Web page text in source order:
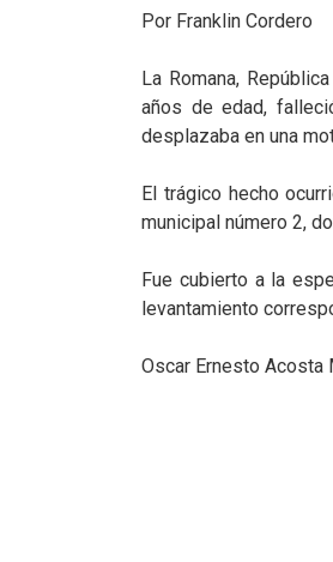
Por Franklin Cordero
La Romana,
años de edad,
desplazaba en una
El trágico hecho
municipal número 2,
Fue cubierto a la
levantamiento
Oscar Ernesto Acosta